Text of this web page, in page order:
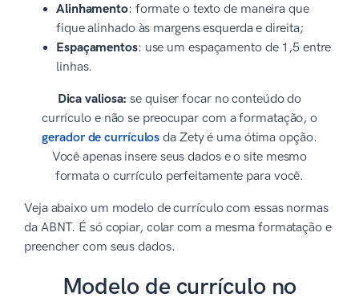
Alinhamento: formate o texto de maneira que
fique alinhado às margens esquerda e direita;
Espaçamentos: use um espaçamento de 1,5 entre
linhas.
Dica valiosa: se quiser focar no conteúdo do
currículo e não se preocupar com a formatação, o
gerador de currículos da Zety é uma ótima opção.
Você apenas insere seus dados e o site mesmo
formata o currículo perfeitamente para você.
Veja abaixo um modelo de currículo com essas normas
da ABNT. É só copiar, colar com a mesma formatação e
preencher com seus dados.
Modelo de currículo no